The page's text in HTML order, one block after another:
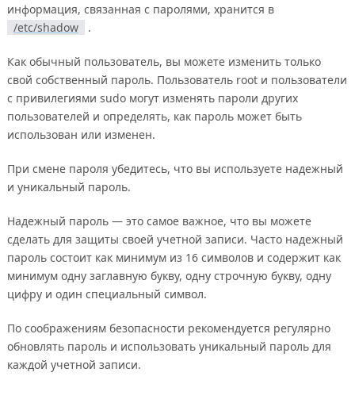
информация, связанная с паролями, хранится в
/etc/shadow
.
Как обычный пользователь, вы можете изменить только
свой собственный пароль. Пользователь root и пользователи
с привилегиями sudo могут изменять пароли других
пользователей и определять, как пароль может быть
использован или изменен.
При смене пароля убедитесь, что вы используете надежный
и уникальный пароль.
Надежный пароль — это самое важное, что вы можете
сделать для защиты своей учетной записи. Часто надежный
пароль состоит как минимум из 16 символов и содержит как
минимум одну заглавную букву, одну строчную букву, одну
цифру и один специальный символ.
По соображениям безопасности рекомендуется регулярно
обновлять пароль и использовать уникальный пароль для
каждой учетной записи.